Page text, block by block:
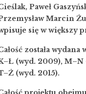
Paweł
Marcin
się w większy
została
(wyd. 2009), M–N
(wyd. 2015).